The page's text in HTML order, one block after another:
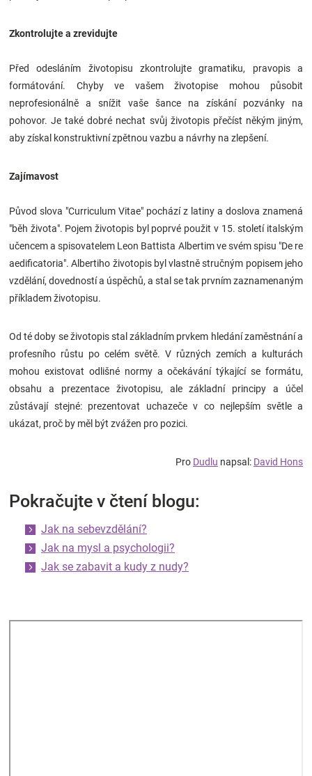
Zkontrolujte a zrevidujte
Před odesláním životopisu zkontrolujte gramatiku, pravopis a
formátování. Chyby ve vašem životopise mohou působit
neprofesionálně a snížit vaše šance na získání pozvánky na
pohovor. Je také dobré nechat svůj životopis přečíst někým jiným,
aby získal konstruktivní zpětnou vazbu a návrhy na zlepšení.
Zajímavost
Původ slova "Curriculum Vitae" pochází z latiny a doslova znamená
"běh života". Pojem životopis byl poprvé použit v 15. století italským
učencem a spisovatelem Leon Battista Albertim ve svém spisu "De re
aedificatoria". Albertiho životopis byl vlastně stručným popisem jeho
vzdělání, dovedností a úspěchů, a stal se tak prvním zaznamenaným
příkladem životopisu.
Od té doby se životopis stal základním prvkem hledání zaměstnání a
profesního růstu po celém světě. V různých zemích a kulturách
mohou existovat odlišné normy a očekávání týkající se formátu,
obsahu a prezentace životopisu, ale základní principy a účel
zůstávají stejné: prezentovat uchazeče v co nejlepším světle a
ukázat, proč by měl být zvážen pro pozici.
Pro Dudlu napsal: David Hons
Pokračujte v čtení blogu:
Jak na sebevzdělání?
Jak na mysl a psychologii?
Jak se zabavit a kudy z nudy?